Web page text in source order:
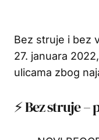
Bez struje i bez
27. januara
ulicama zbog
⚡ Bez struje